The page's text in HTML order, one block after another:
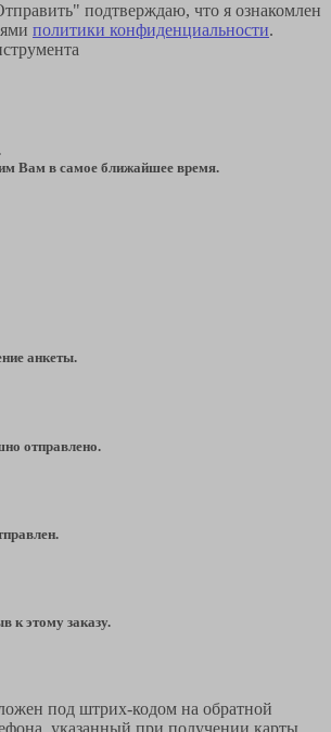
подтверждаю, что я ознакомлен
политики конфиденциальности.
Вам в самое ближайшее время.
анкеты.
отправлено.
к этому заказу.
под штрих-кодом на обратной